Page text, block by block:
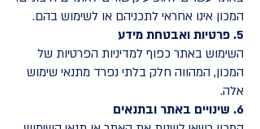
המכון אינו אחראי לתכניהם או לשימוש בהם.
5. פרטיות ואבטחת מידע
השימוש באתר כפוף למדיניות הפרטיות של
המכון, המהווה חלק בלתי נפרד מתנאי שימוש
אלה.
6. שינויים באתר ובתנאים